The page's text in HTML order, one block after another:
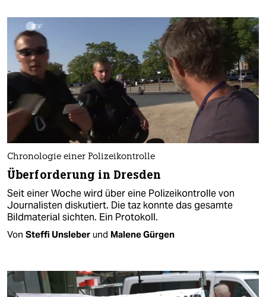
Chronologie einer Polizeikontrolle
Überforderung in Dresden
Seit einer Woche wird über eine Polizeikontrolle von
Journalisten diskutiert. Die taz konnte das gesamte
Bildmaterial sichten. Ein Protokoll.
Von Steffi Unsleber und Malene Gürgen